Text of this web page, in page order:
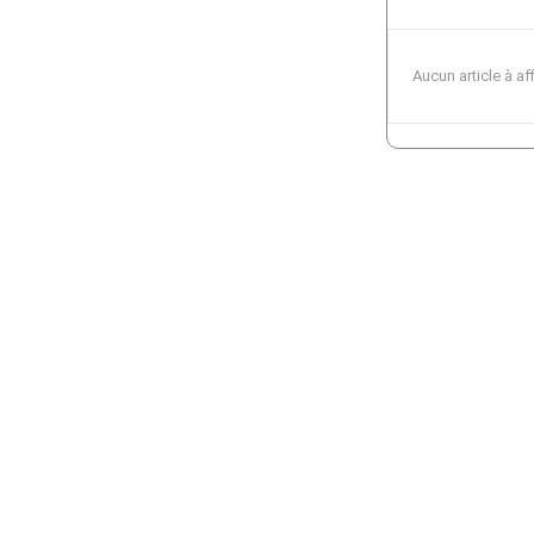
Aucun article à